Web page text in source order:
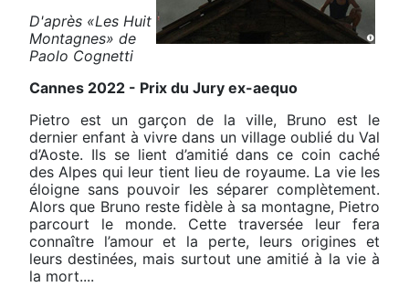
D'après «Les Huit
Montagnes» de
Paolo Cognetti
Cannes 2022 - Prix du Jury ex-aequo
Pietro est un garçon de la ville, Bruno est le
dernier enfant à vivre dans un village oublié du Val
d’Aoste. Ils se lient d’amitié dans ce coin caché
des Alpes qui leur tient lieu de royaume. La vie les
éloigne sans pouvoir les séparer complètement.
Alors que Bruno reste fidèle à sa montagne, Pietro
parcourt le monde. Cette traversée leur fera
connaître l’amour et la perte, leurs origines et
leurs destinées, mais surtout une amitié à la vie à
la mort....